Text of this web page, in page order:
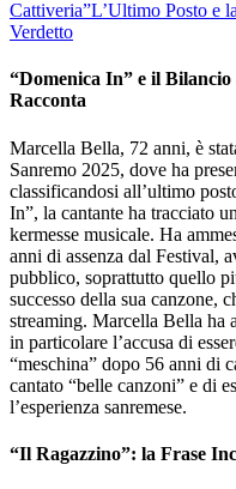
Cattiveria”L’Ultimo Posto e
Verdetto
“Domenica In” e il
Racconta
Marcella Bella, 72 anni, è
Sanremo 2025, dove ha
classificandosi all’ultimo
In”, la cantante ha tracciato
kermesse musicale. Ha
anni di assenza dal Festival,
pubblico, soprattutto quello
successo della sua canzone,
streaming. Marcella Bella ha
in particolare l’accusa di
“meschina” dopo 56 anni di
cantato “belle canzoni” e di
l’esperienza sanremese.
“Il Ragazzino”: la Frase